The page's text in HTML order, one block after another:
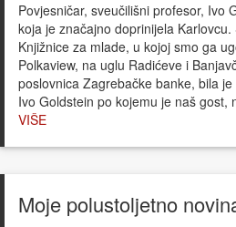
Povjesničar, sveučilišni profesor, Ivo
koja je značajno doprinijela
Knjižnice za mlade, u kojoj smo ga
Polkaview, na uglu Radićeve i
poslovnica Zagrebačke banke, bila
Ivo Goldstein po kojemu je naš
VIŠE
Moje polustoljetno